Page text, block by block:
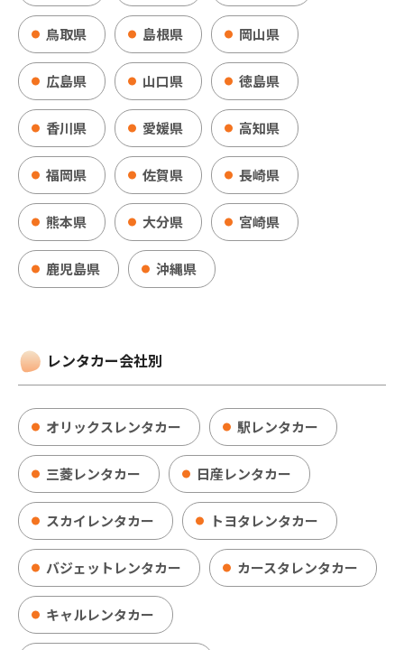
鳥取県 島根県 岡山県
広島県 山口県 徳島県
香川県 愛媛県 高知県
福岡県 佐賀県 長崎県
熊本県 大分県 宮崎県
鹿児島県 沖縄県
レンタカー会社別
オリックスレンタカー 駅レンタカー
三菱レンタカー 日産レンタカー
スカイレンタカー トヨタレンタカー
バジェットレンタカー カースタレンタカー
キャルレンタカー